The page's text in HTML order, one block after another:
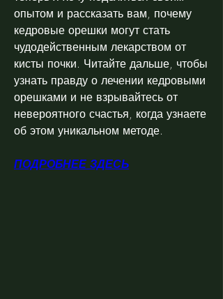
опытом и рассказать вам, почему
кедровые орешки могут стать
чудодейственным лекарством от
кисты почки. Читайте дальше, чтобы
узнать правду о лечении кедровыми
орешками и не взрывайтесь от
невероятного счастья, когда узнаете
об этом уникальном методе.
ПОДРОБНЕЕ ЗДЕСЬ